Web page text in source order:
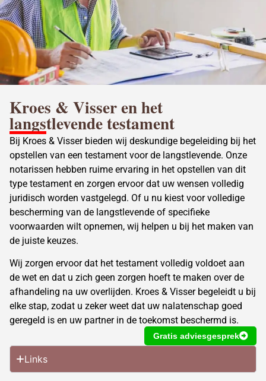
Kroes & Visser en het
langstlevende testament
Bij Kroes & Visser bieden wij deskundige begeleiding bij het
opstellen van een testament voor de langstlevende. Onze
notarissen hebben ruime ervaring in het opstellen van dit
type testament en zorgen ervoor dat uw wensen volledig
juridisch worden vastgelegd. Of u nu kiest voor volledige
bescherming van de langstlevende of specifieke
voorwaarden wilt opnemen, wij helpen u bij het maken van
de juiste keuzes.
Wij zorgen ervoor dat het testament volledig voldoet aan
de wet en dat u zich geen zorgen hoeft te maken over de
afhandeling na uw overlijden. Kroes & Visser begeleidt u bij
elke stap, zodat u zeker weet dat uw nalatenschap goed
geregeld is en uw partner in de toekomst beschermd is.
Gratis adviesgesprek
Links